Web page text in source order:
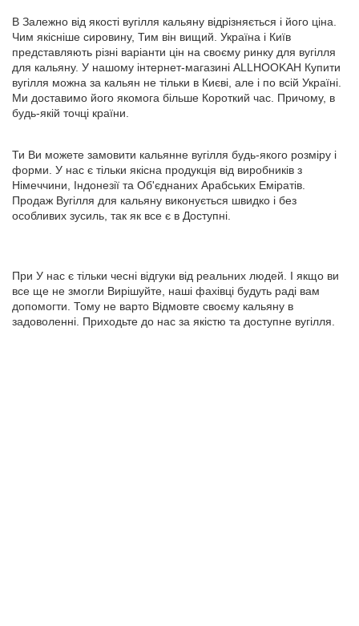
В Залежно від якості вугілля кальяну відрізняється і його ціна.
Чим якісніше сировину, Тим він вищий. Україна і Київ
представляють різні варіанти цін на своєму ринку для вугілля
для кальяну. У нашому інтернет-магазині ALLHOOKAH Купити
вугілля можна за кальян не тільки в Києві, але і по всій Україні.
Ми доставимо його якомога більше Короткий час. Причому, в
будь-якій точці країни.
Ти Ви можете замовити кальянне вугілля будь-якого розміру і
форми. У нас є тільки якісна продукція від виробників з
Німеччини, Індонезії та Об'єднаних Арабських Еміратів.
Продаж Вугілля для кальяну виконується швидко і без
особливих зусиль, так як все є в Доступні.
При У нас є тільки чесні відгуки від реальних людей. І якщо ви
все ще не змогли Вирішуйте, наші фахівці будуть раді вам
допомогти. Тому не варто Відмовте своєму кальяну в
задоволенні. Приходьте до нас за якістю та доступне вугілля.